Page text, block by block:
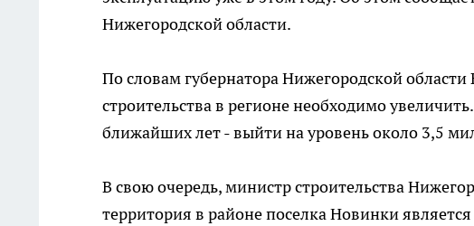
Нижегородской области.
По словам губернатора Нижегородской
строительства в регионе необходимо
ближайших лет - выйти на уровень около 3,5
В свою очередь, министр строительства
территория в районе поселка Новинки